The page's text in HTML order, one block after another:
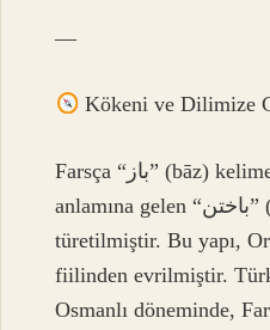
—
Kökeni ve Dilimize
Farsça “باز” (bāz) kelimesi, “oynamak”
anlamına gelen “باختن” (bāxtan) fiilinden
türetilmiştir. Bu yapı,
fiilinden evrilmiştir.
Osmanlı döneminde,